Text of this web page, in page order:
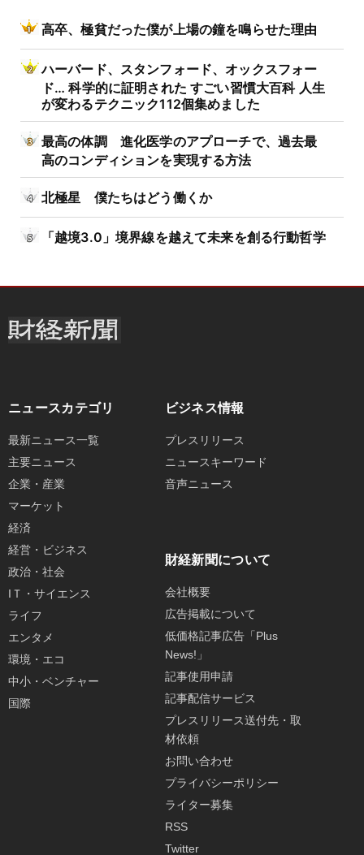
高卒、極貧だった僕が上場の鐘を鳴らせた理由
ハーバード、スタンフォード、オックスフォー
ド… 科学的に証明された すごい習慣大百科 人生
が変わるテクニック112個集めました
最高の体調 進化医学のアプローチで、過去最
高のコンディションを実現する方法
北極星 僕たちはどう働くか
「越境3.0」境界線を越えて未来を創る行動哲学
ニュースカテゴリ
最新ニュース一覧
主要ニュース
企業・産業
マーケット
経済
経営・ビジネス
政治・社会
IＴ・サイエンス
ライフ
エンタメ
環境・エコ
中小・ベンチャー
国際
ビジネス情報
プレスリリース
ニュースキーワード
音声ニュース
財経新聞について
会社概要
広告掲載について
低価格記事広告「Plus
News!」
記事使用申請
記事配信サービス
プレスリリース送付先・取
材依頼
お問い合わせ
プライバシーポリシー
ライター募集
RSS
Twitter